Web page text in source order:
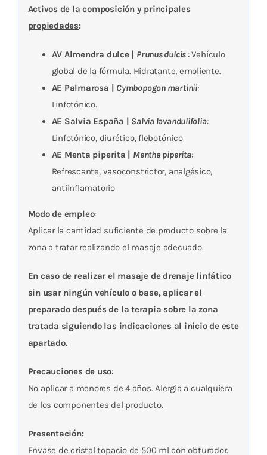
Activos de la composición y principales
propiedades:
AV Almendra dulce | Prunus dulcis : Vehículo
global de la fórmula. Hidratante, emoliente.
AE Palmarosa | Cymbopogon martinii:
Linfotónico.
AE Salvia España | Salvia lavandulifolia:
Linfotónico, diurético, flebotónico
AE Menta piperita | Mentha piperita:
Refrescante, vasoconstrictor, analgésico,
antiinflamatorio
Modo de empleo:
Aplicar la cantidad suficiente de producto sobre la
zona a tratar realizando el masaje adecuado.
En caso de realizar el masaje de drenaje linfático
sin usar ningún vehículo o base, aplicar el
preparado después de la terapia sobre la zona
tratada siguiendo las indicaciones al inicio de este
apartado.
Precauciones de uso:
No aplicar a menores de 4 años. Alergia a cualquiera
de los componentes del producto.
Presentación:
Envase de cristal topacio de 500 ml con obturador.